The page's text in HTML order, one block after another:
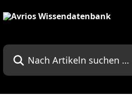
Nach Artikeln suchen …